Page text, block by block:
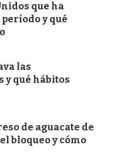
que ha
y qué
las
y qué hábitos
de aguacate de
bloqueo y cómo